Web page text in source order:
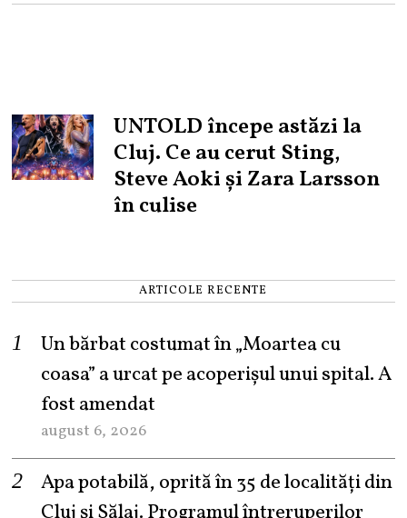
UNTOLD începe astăzi la
Cluj. Ce au cerut Sting,
Steve Aoki și Zara Larsson
în culise
ARTICOLE RECENTE
Un bărbat costumat în „Moartea cu
coasa” a urcat pe acoperișul unui spital. A
fost amendat
august 6, 2026
Apa potabilă, oprită în 35 de localități din